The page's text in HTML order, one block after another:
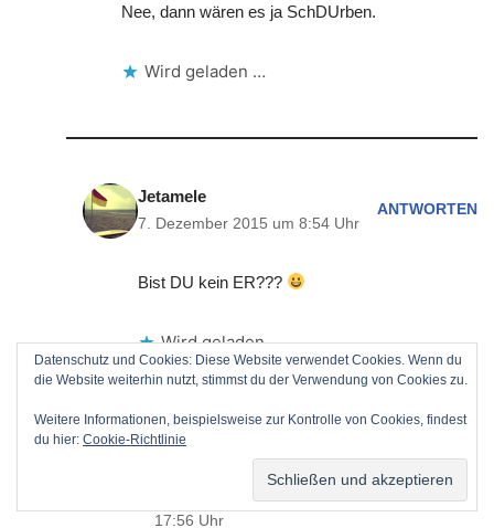
Nee, dann wären es ja SchDUrben.
Wird geladen …
Jetamele
7. Dezember 2015 um 8:54 Uhr
ANTWORTEN
Bist DU kein ER???
Wird geladen …
17:56 Uhr
ANTWORTE
N
Datenschutz und Cookies: Diese Website verwendet Cookies. Wenn du
die Website weiterhin nutzt, stimmst du der Verwendung von Cookies zu.
Weitere Informationen, beispielsweise zur Kontrolle von Cookies, findest
du hier: Cookie-Richtlinie